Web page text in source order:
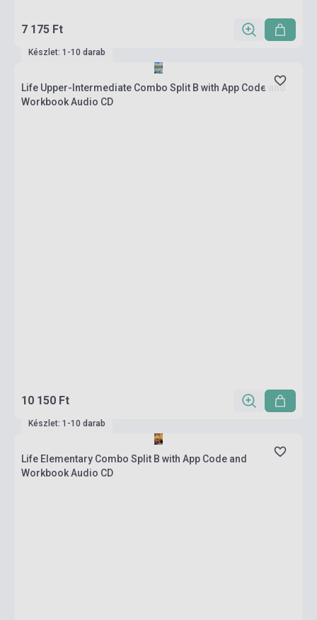
7 175 Ft
Készlet: 1-10 darab
Life Upper-Intermediate Combo Split B with App Code and
Workbook Audio CD
10 150 Ft
Készlet: 1-10 darab
Life Elementary Combo Split B with App Code and
Workbook Audio CD